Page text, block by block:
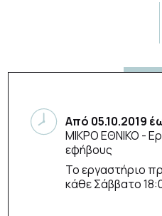
Από 05.10.2019
ΜΙΚΡΟ ΕΘΝΙΚΟ -
εφήβους
Το εργαστήριο
κάθε Σάββατο